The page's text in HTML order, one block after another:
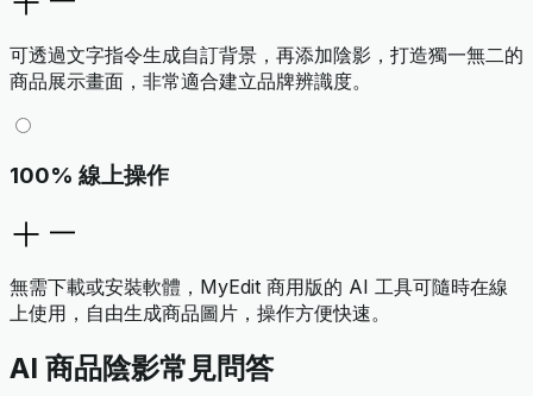
可透過文字指令生成自訂背景，再添加陰影，打造獨一無二的
商品展示畫面，非常適合建立品牌辨識度。
100% 線上操作
無需下載或安裝軟體，MyEdit 商用版的 AI 工具可隨時在線
上使用，自由生成商品圖片，操作方便快速。
AI 商品陰影常見問答